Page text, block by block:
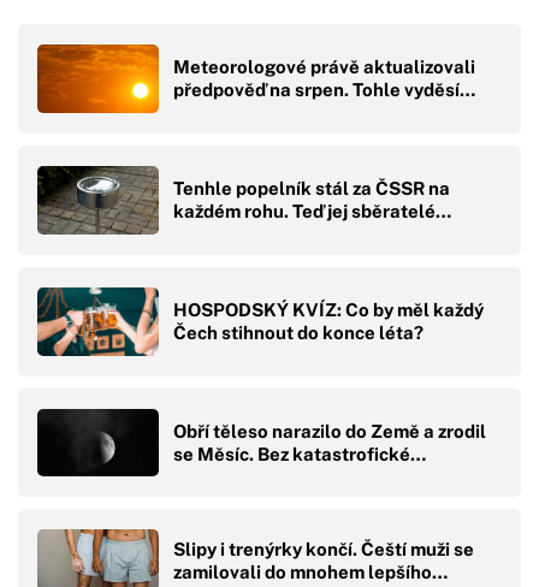
Meteorologové právě aktualizovali
předpověď na srpen. Tohle vyděsí…
Tenhle popelník stál za ČSSR na
každém rohu. Teď jej sběratelé…
HOSPODSKÝ KVÍZ: Co by měl každý
Čech stihnout do konce léta?
Obří těleso narazilo do Země a zrodil
se Měsíc. Bez katastrofické…
Slipy i trenýrky končí. Čeští muži se
zamilovali do mnohem lepšího…